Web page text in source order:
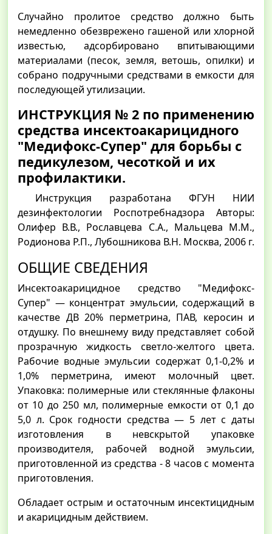
Случайно пролитое средство должно быть
немедленно обезврежено гашеной или хлорной
известью, адсорбировано впитывающими
материалами (песок, земля, ветошь, опилки) и
собрано подручными средствами в емкости для
последующей утилизации.
ИНСТРУКЦИЯ № 2 по применению
средства инсектоакарицидного
"Медифокс-Супер" для борьбы с
педикулезом, чесоткой и их
профилактики.
Инструкция разработана ФГУН НИИ
дезинфектологии Роспотребнадзора Авторы:
Олифер В.В., Рославцева С.А., Мальцева М.М.,
Родионова Р.П., Лубошникова В.Н. Москва, 2006 г.
ОБЩИЕ СВЕДЕНИЯ
Инсектоакарицидное средство "Медифокс-
Супер" — концентрат эмульсии, содержащий в
качестве ДВ 20% перметрина, ПАВ, керосин и
отдушку. По внешнему виду представляет собой
прозрачную жидкость светло-желтого цвета.
Рабочие водные эмульсии содержат 0,1-0,2% и
1,0% перметрина, имеют молочный цвет.
Упаковка: полимерные или стеклянные флаконы
от 10 до 250 мл, полимерные емкости от 0,1 до
5,0 л. Срок годности средства — 5 лет с даты
изготовления в невскрытой упаковке
производителя, рабочей водной эмульсии,
приготовленной из средства - 8 часов с момента
приготовления.
Обладает острым и остаточным инсектицидным
и акарицидным действием.